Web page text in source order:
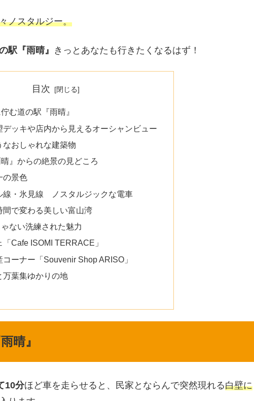
ノスタルジー。
駅『雨晴』 きっとあなたも行きたくなるはず！
目次
む道の駅『雨晴』
デッキや店内から見えるオーシャンビュー
なおしゃれな建築物
』からの絶景の見どころ
の景色
線・氷見線 ノスタルジックな電車
間で変わる美しい富山湾
ない洗練された魅力
Cafe ISOMI TERRACE」
ーナー「Souvenir Shop ARISO」
万葉集ゆかりの地
晴』
10分ほど車を走らせると、民家とならんで突然現れる白壁に